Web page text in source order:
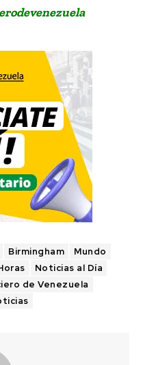
Birmingham
Mundo
Noticias al Día
de Venezuela